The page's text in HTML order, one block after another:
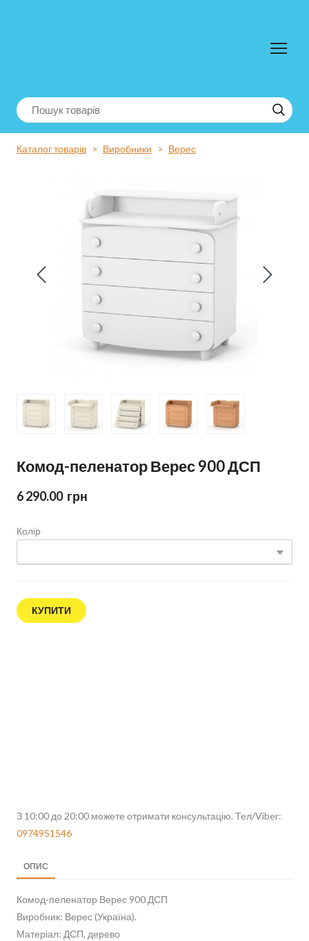
Каталог товарів Виробники Верес
Комод-пеленатор Верес 900 ДСП
6 290.00  грн
Колір
КУПИТИ
З 10:00 до 20:00 можете отримати консультацію. Тел/Viber:
0974951546
ОПИС
Комод-пеленатор Верес 900 ДСП
Виробник: Верес (Україна).
Матеріал: ДСП, дерево